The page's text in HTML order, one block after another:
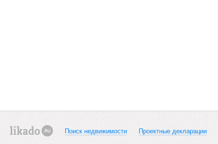
Поиск недвижимости Проектные декларации